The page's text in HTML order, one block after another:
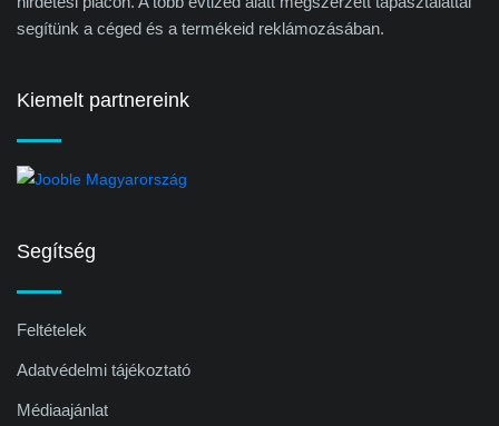
segítünk a céged és a termékeid reklámozásában.
Kiemelt partnereink
Segítség
Feltételek
Adatvédelmi tájékoztató
Médiaajánlat